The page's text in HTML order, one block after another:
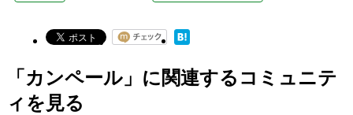
「カンペール」に関連するコミュニテ
ィを見る